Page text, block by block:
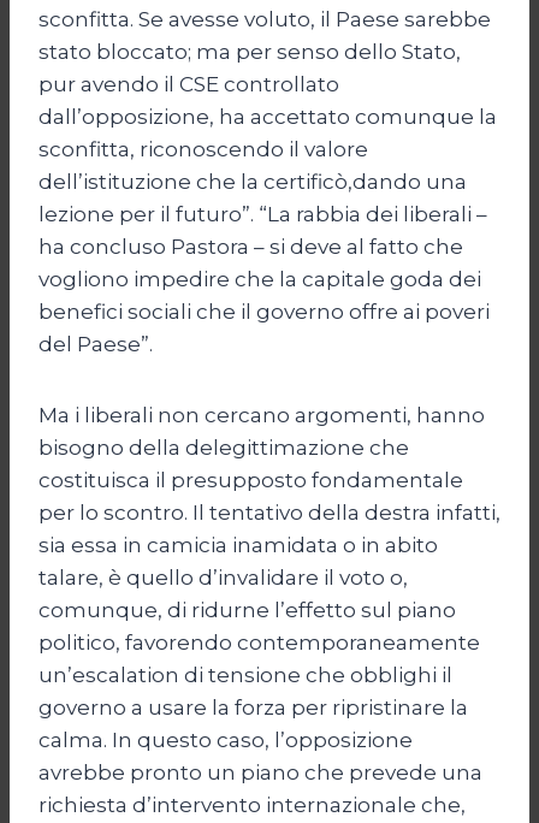
sconfitta. Se avesse voluto, il Paese sarebbe
stato bloccato; ma per senso dello Stato,
pur avendo il CSE controllato
dall’opposizione, ha accettato comunque la
sconfitta, riconoscendo il valore
dell’istituzione che la certificò,dando una
lezione per il futuro”. “La rabbia dei liberali –
ha concluso Pastora – si deve al fatto che
vogliono impedire che la capitale goda dei
benefici sociali che il governo offre ai poveri
del Paese”.
Ma i liberali non cercano argomenti, hanno
bisogno della delegittimazione che
costituisca il presupposto fondamentale
per lo scontro. Il tentativo della destra infatti,
sia essa in camicia inamidata o in abito
talare, è quello d’invalidare il voto o,
comunque, di ridurne l’effetto sul piano
politico, favorendo contemporaneamente
un’escalation di tensione che obblighi il
governo a usare la forza per ripristinare la
calma. In questo caso, l’opposizione
avrebbe pronto un piano che prevede una
richiesta d’intervento internazionale che,